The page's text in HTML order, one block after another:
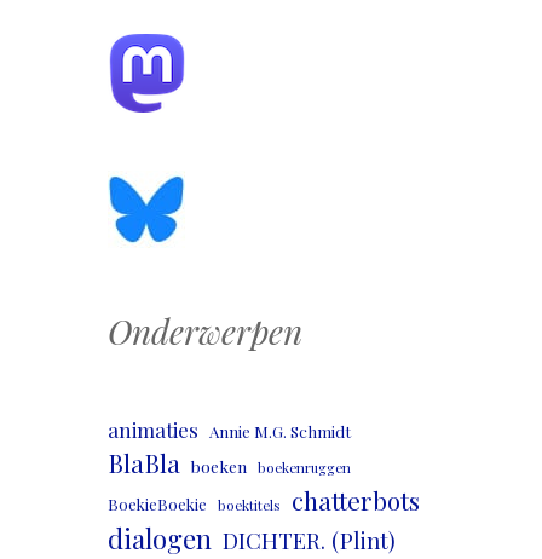
Onderwerpen
animaties Annie M.G. Schmidt
BlaBla boeken boekenruggen
BoekieBoekie boektitels chatterbots
dialogen DICHTER. (Plint)